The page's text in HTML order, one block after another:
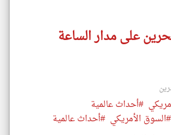
على مدار الساعة
#أحداث عالمية
#السوق الأمريكي #أحداث عالمية